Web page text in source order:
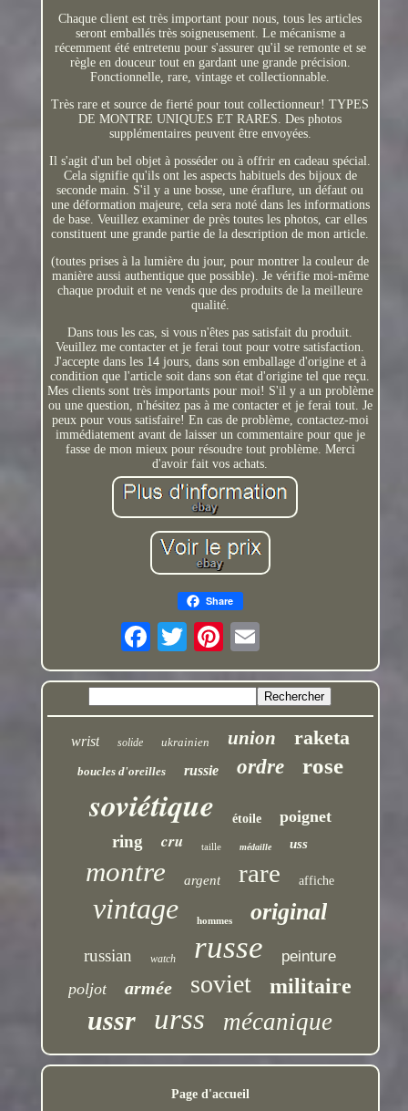
Chaque client est très important pour nous, tous les articles
seront emballés très soigneusement. Le mécanisme a
récemment été entretenu pour s'assurer qu'il se remonte et se
règle en douceur tout en gardant une grande précision.
Fonctionnelle, rare, vintage et collectionnable.
Très rare et source de fierté pour tout collectionneur! TYPES
DE MONTRE UNIQUES ET RARES. Des photos
supplémentaires peuvent être envoyées.
Il s'agit d'un bel objet à posséder ou à offrir en cadeau spécial.
Cela signifie qu'ils ont les aspects habituels des bijoux de
seconde main. S'il y a une bosse, une éraflure, un défaut ou
une déformation majeure, cela sera noté dans les informations
de base. Veuillez examiner de près toutes les photos, car elles
constituent une grande partie de la description de mon article.
(toutes prises à la lumière du jour, pour montrer la couleur de
manière aussi authentique que possible). Je vérifie moi-même
chaque produit et ne vends que des produits de la meilleure
qualité.
Dans tous les cas, si vous n'êtes pas satisfait du produit.
Veuillez me contacter et je ferai tout pour votre satisfaction.
J'accepte dans les 14 jours, dans son emballage d'origine et à
condition que l'article soit dans son état d'origine tel que reçu.
Mes clients sont très importants pour moi! S'il y a un problème
ou une question, n'hésitez pas à me contacter et je ferai tout. Je
peux pour vous satisfaire! En cas de problème, contactez-moi
immédiatement avant de laisser un commentaire pour que je
fasse de mon mieux pour résoudre tout problème. Merci
d'avoir fait vos achats.
Share
wrist solide ukrainien union raketa
boucles d'oreilles russie ordre rose
soviétique étoile poignet
ring cru taille médaille uss
montre argent rare affiche
vintage hommes original
russian watch russe peinture
poljot armée soviet militaire
ussr urss mécanique
Page d'accueil